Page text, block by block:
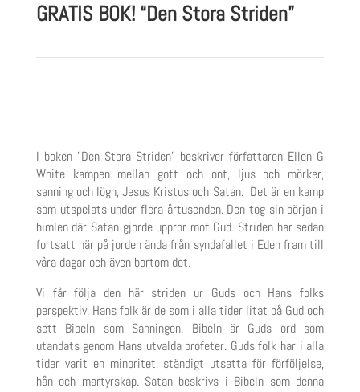
GRATIS BOK! “Den Stora Striden”
I boken ”Den Stora Striden” beskriver författaren Ellen G
White kampen mellan gott och ont, ljus och mörker,
sanning och lögn, Jesus Kristus och Satan. Det är en kamp
som utspelats under flera årtusenden. Den tog sin början i
himlen där Satan gjorde uppror mot Gud. Striden har sedan
fortsatt här på jorden ända från syndafallet i Eden fram till
våra dagar och även bortom det.
Vi får följa den här striden ur Guds och Hans folks
perspektiv. Hans folk är de som i alla tider litat på Gud och
sett Bibeln som Sanningen. Bibeln är Guds ord som
utandats genom Hans utvalda profeter. Guds folk har i alla
tider varit en minoritet, ständigt utsatta för förföljelse,
hån och martyrskap. Satan beskrivs i Bibeln som denna